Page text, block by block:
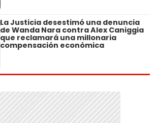
La Justicia desestimó una denuncia
de Wanda Nara contra Alex Caniggia
que reclamará una millonaria
compensación económica